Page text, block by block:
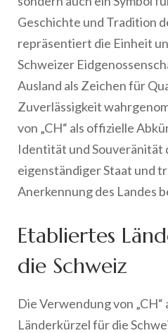
Geschichte und Tradition
repräsentiert die Einheit
Schweizer
Ausland als Zeichen für
Zuverlässigkeit
von „CH“ als offizielle
Identität und Souveränität
eigenständiger Staat und
Anerkennung des Landes
Etabliertes
die Schweiz
Die Verwendung von
Länderkürzel für die